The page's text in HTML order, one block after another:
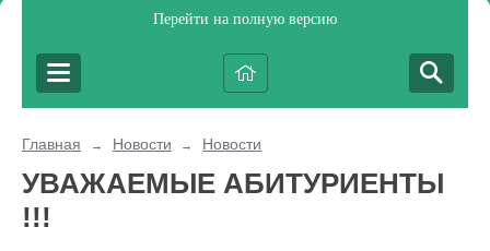
Перейти на полную версию
Главная → Новости → Новости
УВАЖАЕМЫЕ АБИТУРИЕНТЫ
!!!